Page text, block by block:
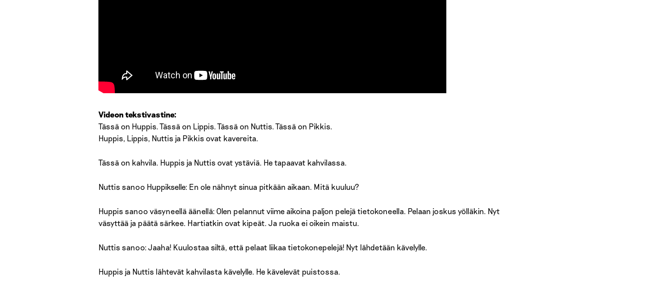
Videon tekstivastine:
Tässä on Huppis. Tässä on Lippis. Tässä on Nuttis. Tässä on Pikkis.
Huppis, Lippis, Nuttis ja Pikkis ovat kavereita.
Tässä on kahvila. Huppis ja Nuttis ovat ystäviä. He tapaavat kahvilassa.
Nuttis sanoo Huppikselle: En ole nähnyt sinua pitkään aikaan. Mitä kuuluu?
Huppis sanoo väsyneellä äänellä: Olen pelannut viime aikoina paljon pelejä tietokoneella. Pelaan joskus yölläkin. Nyt
väsyttää ja päätä särkee. Hartiatkin ovat kipeät. Ja ruoka ei oikein maistu.
Nuttis sanoo: Jaaha! Kuulostaa siltä, että pelaat liikaa tietokonepelejä! Nyt lähdetään kävelylle.
Huppis ja Nuttis lähtevät kahvilasta kävelylle. He kävelevät puistossa.